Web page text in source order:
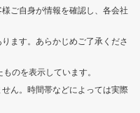
ご自身が情報を確認し、各会社
ます。あらかじめご了承くださ
のを表示しています。
ん。時間帯などによっては実際